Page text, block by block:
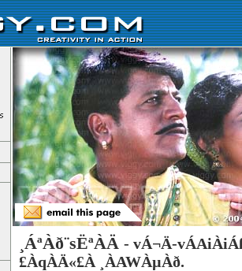
¸ÁªÀð¨sËªÀÄ - vÁ¬Ä-
£ÀqÀÄ«£À ¸ÀAWÀµÀð.